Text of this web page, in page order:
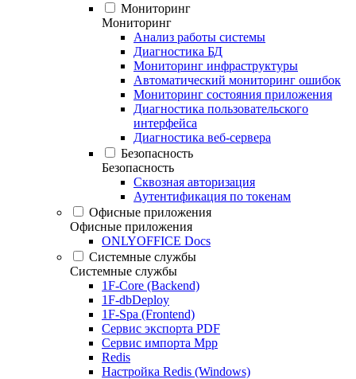
Мониторинг
Мониторинг
Анализ работы системы
Диагностика БД
Мониторинг инфраструктуры
Автоматический мониторинг ошибок
Мониторинг состояния приложения
Диагностика пользовательского
интерфейса
Диагностика веб-сервера
Безопасность
Безопасность
Сквозная авторизация
Аутентификация по токенам
Офисные приложения
Офисные приложения
ONLYOFFICE Docs
Системные службы
Системные службы
1F-Core (Backend)
1F-dbDeploy
1F-Spa (Frontend)
Сервис экспорта PDF
Сервис импорта Mpp
Redis
Настройка Redis (Windows)